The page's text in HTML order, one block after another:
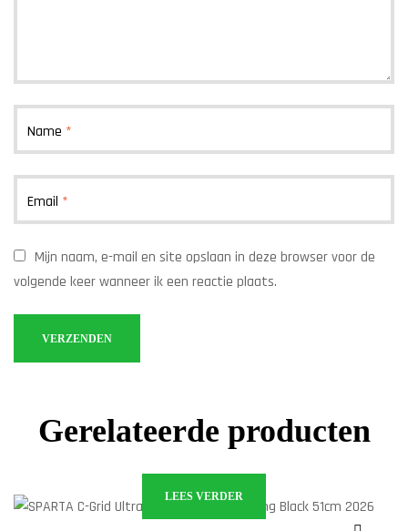
Name *
Email *
Mijn naam, e-mail en site opslaan in deze browser voor de
volgende keer wanneer ik een reactie plaats.
Gerelateerde producten
LEES VERDER